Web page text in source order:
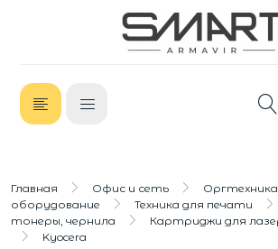
Главная Офис и сеть
оборудование
Техника для печати
тонеры, чернила
Картриджи для
Kyocera